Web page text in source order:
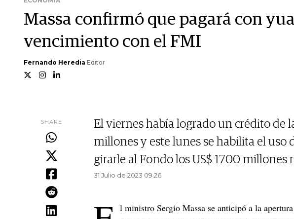
Massa confirmó que pagará con
vencimiento con el FMI
Fernando Heredia Editor
SHARE
El viernes había logrado un crédito de
millones y este lunes se habilita el uso
girarle al Fondo los US$ 1700 millones
31 Julio de 2023 09.26
l ministro Sergio Massa se anticipó a la